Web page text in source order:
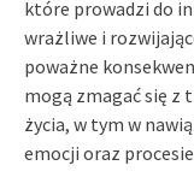
które prowadzi do
wrażliwe i
poważne
mogą zmagać się z
życia, w tym w
emocji oraz